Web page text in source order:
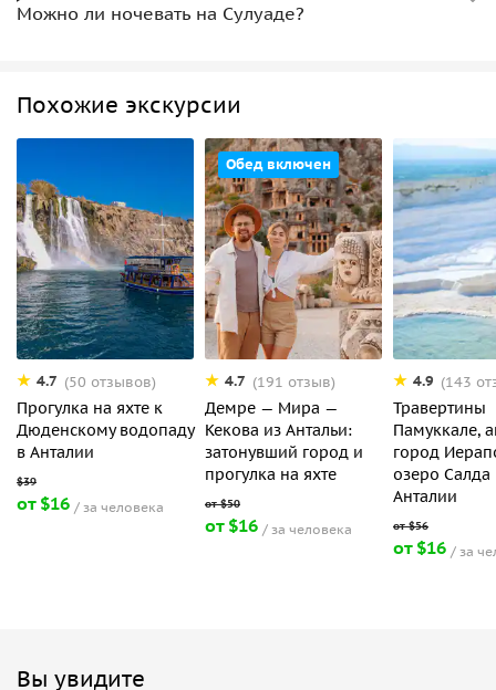
Можно ли ночевать на Сулуаде?
Похожие экскурсии
4.7 (50 отзывов)
Прогулка на яхте к
Дюденскому водопаду
в Анталии
от $16 за человека
Обед включен
4.7 (191 отзыв)
Демре — Мира —
Кекова из Антальи:
затонувший город и
прогулка на яхте
от $16 за человека
4.9 (143
Травертины
Памуккале,
город
озеро Салда
Анталии
от $16 за
Вы увидите